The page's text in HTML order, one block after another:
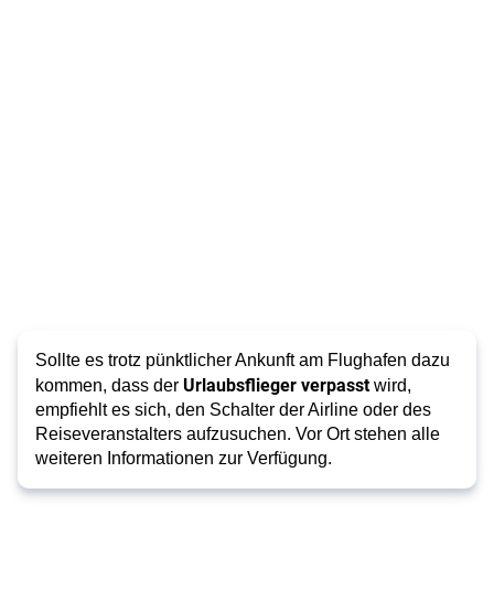
Sollte es trotz pünktlicher Ankunft am Flughafen dazu
kommen, dass der Urlaubsflieger verpasstwird,
empfiehlt es sich, den Schalter der Airline oder des
Reiseveranstalters aufzusuchen. Vor Ort stehen alle
weiteren Informationen zur Verfügung.